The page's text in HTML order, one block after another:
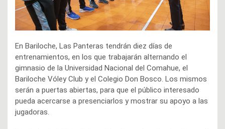
En Bariloche, Las Panteras tendrán diez días de
entrenamientos, en los que trabajarán alternando el
gimnasio de la Universidad Nacional del Comahue, el
Bariloche Vóley Club y el Colegio Don Bosco. Los mismos
serán a puertas abiertas, para que el público interesado
pueda acercarse a presenciarlos y mostrar su apoyo a las
jugadoras.